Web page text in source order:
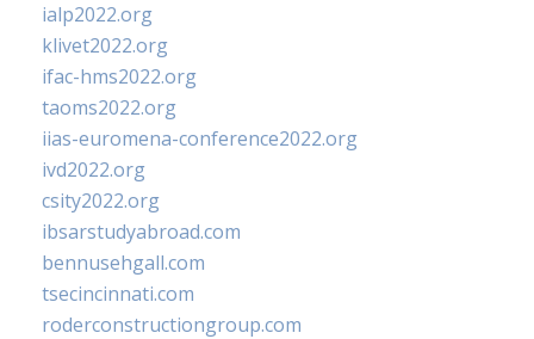
ialp2022.org
klivet2022.org
ifac-hms2022.org
taoms2022.org
iias-euromena-conference2022.org
ivd2022.org
csity2022.org
ibsarstudyabroad.com
bennusehgall.com
tsecincinnati.com
roderconstructiongroup.com